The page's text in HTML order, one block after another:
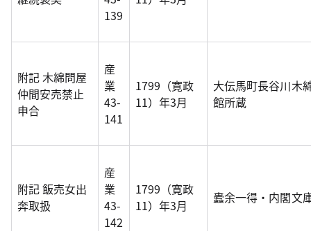
139
附記 木綿問屋
仲間安売禁止
申合
産
業
43-
141
1799（寛政
11）年3月
大伝馬町長谷川木
館所蔵
附記 飯売女出
奔取扱
産
業
43-
142
1799（寛政
11）年3月
蠹余一得・内閣文